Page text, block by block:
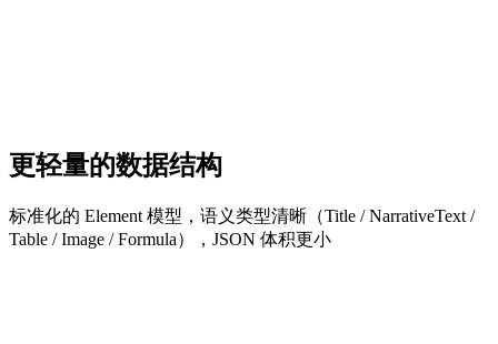
更轻量的数据结构
标准化的 Element 模型，语义类型清晰（Title / NarrativeText /
Table / Image / Formula），JSON 体积更小